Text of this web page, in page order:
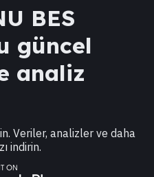
BES
güncel
analiz
Veriler, analizler ve daha
indirin.